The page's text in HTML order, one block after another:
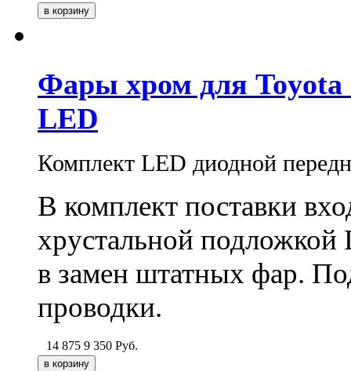
Фары хром для Toyota
LED
Комплект LED диодной
В комплект поставки
хрустальной подложкой
в замен штатных фар.
проводки.
14 875 9 350 Руб.